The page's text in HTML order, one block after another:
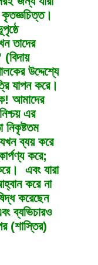
তাদের
উদ্দেশ্যে
যাপন করে।
আমাদের
এর
ব্যয় করে
করে;
এবং যারা
করে না
করেছেন
ব্যভিচারও
(শাস্তির)